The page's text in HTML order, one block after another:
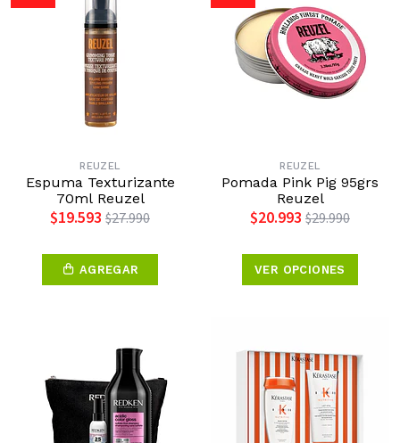
REUZEL
Espuma Texturizante
70ml Reuzel
$19.593 $27.990
AGREGAR
REUZEL
Pomada Pink Pig 95grs
Reuzel
$20.993 $29.990
VER OPCIONES